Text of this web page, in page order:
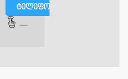
ტელეფონით
—